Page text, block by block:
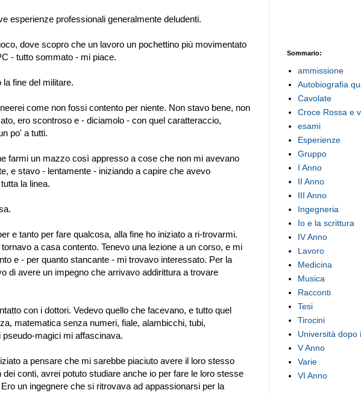
esperienze professionali generalmente deludenti.
dove scopro che un lavoro un pochettino più movimentato
- tutto sommato - mi piace.
fine del militare.
come non fossi contento per niente. Non stavo bene, non
ero scontroso e - diciamolo - con quel caratteraccio,
po' a tutti.
farmi un mazzo così appresso a cose che non mi avevano
e stavo - lentamente - iniziando a capire che avevo
la linea.
e tanto per fare qualcosa, alla fine ho iniziato a ri-trovarmi.
a casa contento. Tenevo una lezione a un corso, e mi
e - per quanto stancante - mi trovavo interessato. Per la
di avere un impegno che arrivavo addirittura a trovare
con i dottori. Vedevo quello che facevano, e tutto quel
matematica senza numeri, fiale, alambicchi, tubi,
magici mi affascinava.
a pensare che mi sarebbe piaciuto avere il loro stesso
conti, avrei potuto studiare anche io per fare le loro stesse
un ingegnere che si ritrovava ad appassionarsi per la
Sommario:
ammissione
Autobiografia
Cavolate
Croce Rossa e
esami
Esperienze
Gruppo
I Anno
II Anno
III Anno
Ingegneria
Io e la scrittura
IV Anno
Lavoro
Medicina
Musica
Racconti
Tesi
Tirocini
Università dopo
V Anno
Varie
VI Anno